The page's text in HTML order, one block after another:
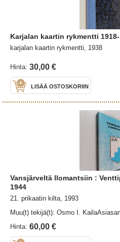
Karjalan kaartin rykmentti
karjalan kaartin rykmentti, 1938
Hinta: 30,00 €
LISÄÄ OSTOSKORIIN
Vansjärveltä Ilomantsiin :
1944
21. prikaatin kilta, 1993
Muu(t) tekijä(t): Osmo I.
Hinta: 60,00 €